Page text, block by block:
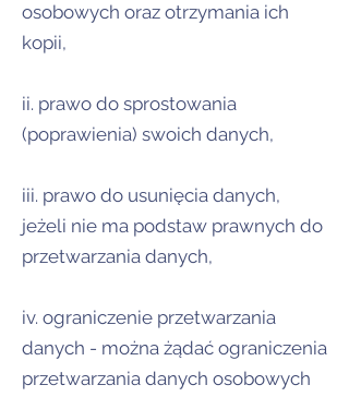
osobowych oraz otrzymania ich
kopii,
ii. prawo do sprostowania
(poprawienia) swoich danych,
iii. prawo do usunięcia danych,
jeżeli nie ma podstaw prawnych do
przetwarzania danych,
iv. ograniczenie przetwarzania
danych - można żądać ograniczenia
przetwarzania danych osobowych